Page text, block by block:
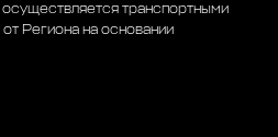
транспортными
Региона на основании